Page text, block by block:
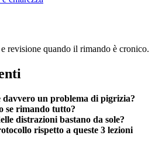
revisione quando il rimando è cronico.
davvero un problema di pigrizia?
se rimando tutto?
distrazioni bastano da sole?
rispetto a queste 3 lezioni